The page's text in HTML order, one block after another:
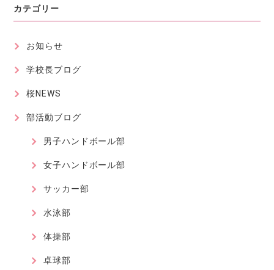
カテゴリー
お知らせ
学校長ブログ
桜NEWS
部活動ブログ
男子ハンドボール部
女子ハンドボール部
サッカー部
水泳部
体操部
卓球部